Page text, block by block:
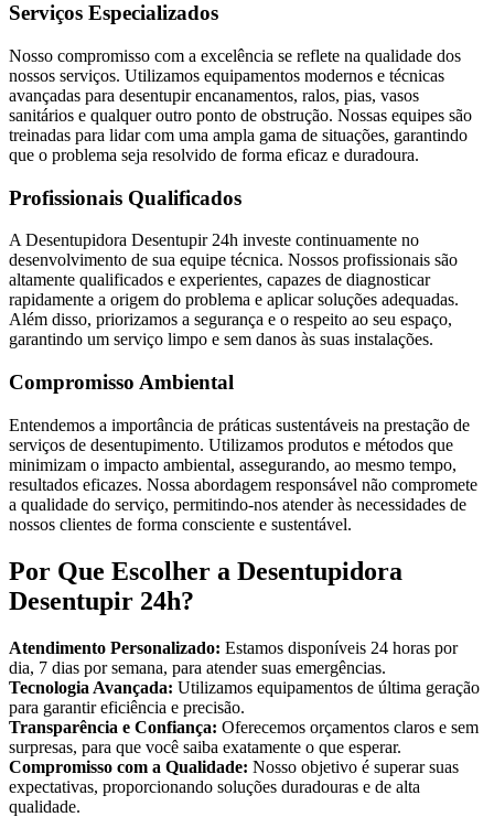
Serviços Especializados
Nosso compromisso com a excelência se reflete na qualidade dos
nossos serviços. Utilizamos equipamentos modernos e técnicas
avançadas para desentupir encanamentos, ralos, pias, vasos
sanitários e qualquer outro ponto de obstrução. Nossas equipes são
treinadas para lidar com uma ampla gama de situações, garantindo
que o problema seja resolvido de forma eficaz e duradoura.
Profissionais Qualificados
A Desentupidora Desentupir 24h investe continuamente no
desenvolvimento de sua equipe técnica. Nossos profissionais são
altamente qualificados e experientes, capazes de diagnosticar
rapidamente a origem do problema e aplicar soluções adequadas.
Além disso, priorizamos a segurança e o respeito ao seu espaço,
garantindo um serviço limpo e sem danos às suas instalações.
Compromisso Ambiental
Entendemos a importância de práticas sustentáveis na prestação de
serviços de desentupimento. Utilizamos produtos e métodos que
minimizam o impacto ambiental, assegurando, ao mesmo tempo,
resultados eficazes. Nossa abordagem responsável não compromete
a qualidade do serviço, permitindo-nos atender às necessidades de
nossos clientes de forma consciente e sustentável.
Por Que Escolher a Desentupidora
Desentupir 24h?
Atendimento Personalizado: Estamos disponíveis 24 horas por
dia, 7 dias por semana, para atender suas emergências.
Tecnologia Avançada: Utilizamos equipamentos de última geração
para garantir eficiência e precisão.
Transparência e Confiança: Oferecemos orçamentos claros e sem
surpresas, para que você saiba exatamente o que esperar.
Compromisso com a Qualidade: Nosso objetivo é superar suas
expectativas, proporcionando soluções duradouras e de alta
qualidade.